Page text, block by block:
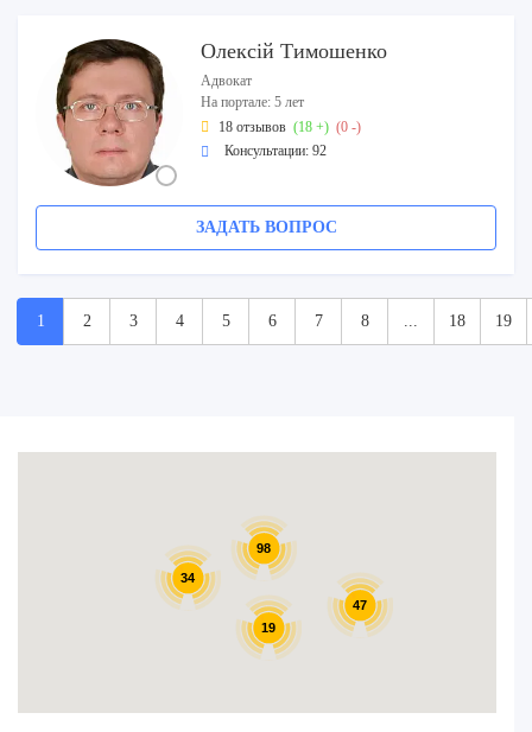
98
47
34
19
Олексій Тимошенко
Адвокат
На портале: 5 лет
18 отзывов (18 +) (0 -)
Консультации: 92
ЗАДАТЬ ВОПРОС
1 2 3 4 5 6 7 8 ... 18 19